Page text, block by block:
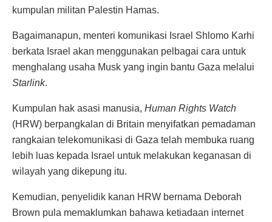
kumpulan militan Palestin Hamas.
Bagaimanapun, menteri komunikasi Israel Shlomo Karhi
berkata Israel akan menggunakan pelbagai cara untuk
menghalang usaha Musk yang ingin bantu Gaza melalui
Starlink.
Kumpulan hak asasi manusia, Human Rights Watch
(HRW) berpangkalan di Britain menyifatkan pemadaman
rangkaian telekomunikasi di Gaza telah membuka ruang
lebih luas kepada Israel untuk melakukan keganasan di
wilayah yang dikepung itu.
Kemudian, penyelidik kanan HRW bernama Deborah
Brown pula memaklumkan bahawa ketiadaan internet